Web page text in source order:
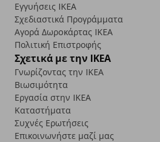
Εγγυήσεις IKEA
Σχεδιαστικά Προγράμματα
Αγορά Δωρoκάρτας IKEA
Πολιτική Επιστροφής
Σχετικά με την IKEA
Γνωρίζοντας την IKEA
Βιωσιμότητα
Εργασία στην IKEA
Καταστήματα
Συχνές Ερωτήσεις
Επικοινωνήστε μαζί μας